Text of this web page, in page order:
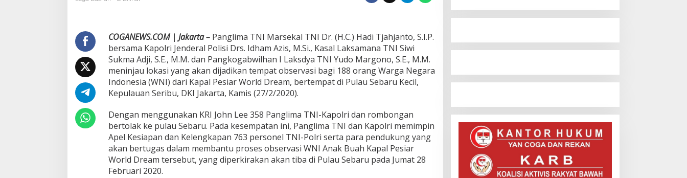
T
n
j
a
u
L
o
a
s
i
O
b
s
e
COGANEWS.COM | Jakarta – Panglima TNI Marsekal TNI Dr. (H.C.) Hadi Tjahjanto, S.I.P.
bersama Kapolri Jenderal Polisi Drs. Idham Azis, M.Si., Kasal Laksamana TNI Siwi
Sukma Adji, S.E., M.M. dan Pangkogabwilhan I Laksdya TNI Yudo Margono, S.E., M.M.
meninjau lokasi yang akan dijadikan tempat observasi bagi 188 orang Warga Negara
Indonesia (WNI) dari Kapal Pesiar World Dream, bertempat di Pulau Sebaru Kecil,
Kepulauan Seribu, DKI Jakarta, Kamis (27/2/2020).
Dengan menggunakan KRI John Lee 358 Panglima TNI-Kapolri dan rombongan
bertolak ke pulau Sebaru. Pada kesempatan ini, Panglima TNI dan Kapolri memimpin
Apel Kesiapan dan Kelengkapan 763 personel TNI-Polri serta para pendukung yang
akan bertugas dalam membantu proses observasi WNI Anak Buah Kapal Pesiar
World Dream tersebut, yang diperkirakan akan tiba di Pulau Sebaru pada Jumat 28
Februari 2020.